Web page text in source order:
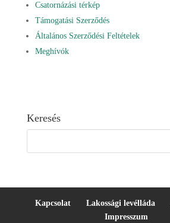
Csatornázási térkép
Támogatási Szerződés
Általános Szerződési Feltételek
Meghívók
Keresés
Kapcsolat Lakossági levélláda
Impresszum